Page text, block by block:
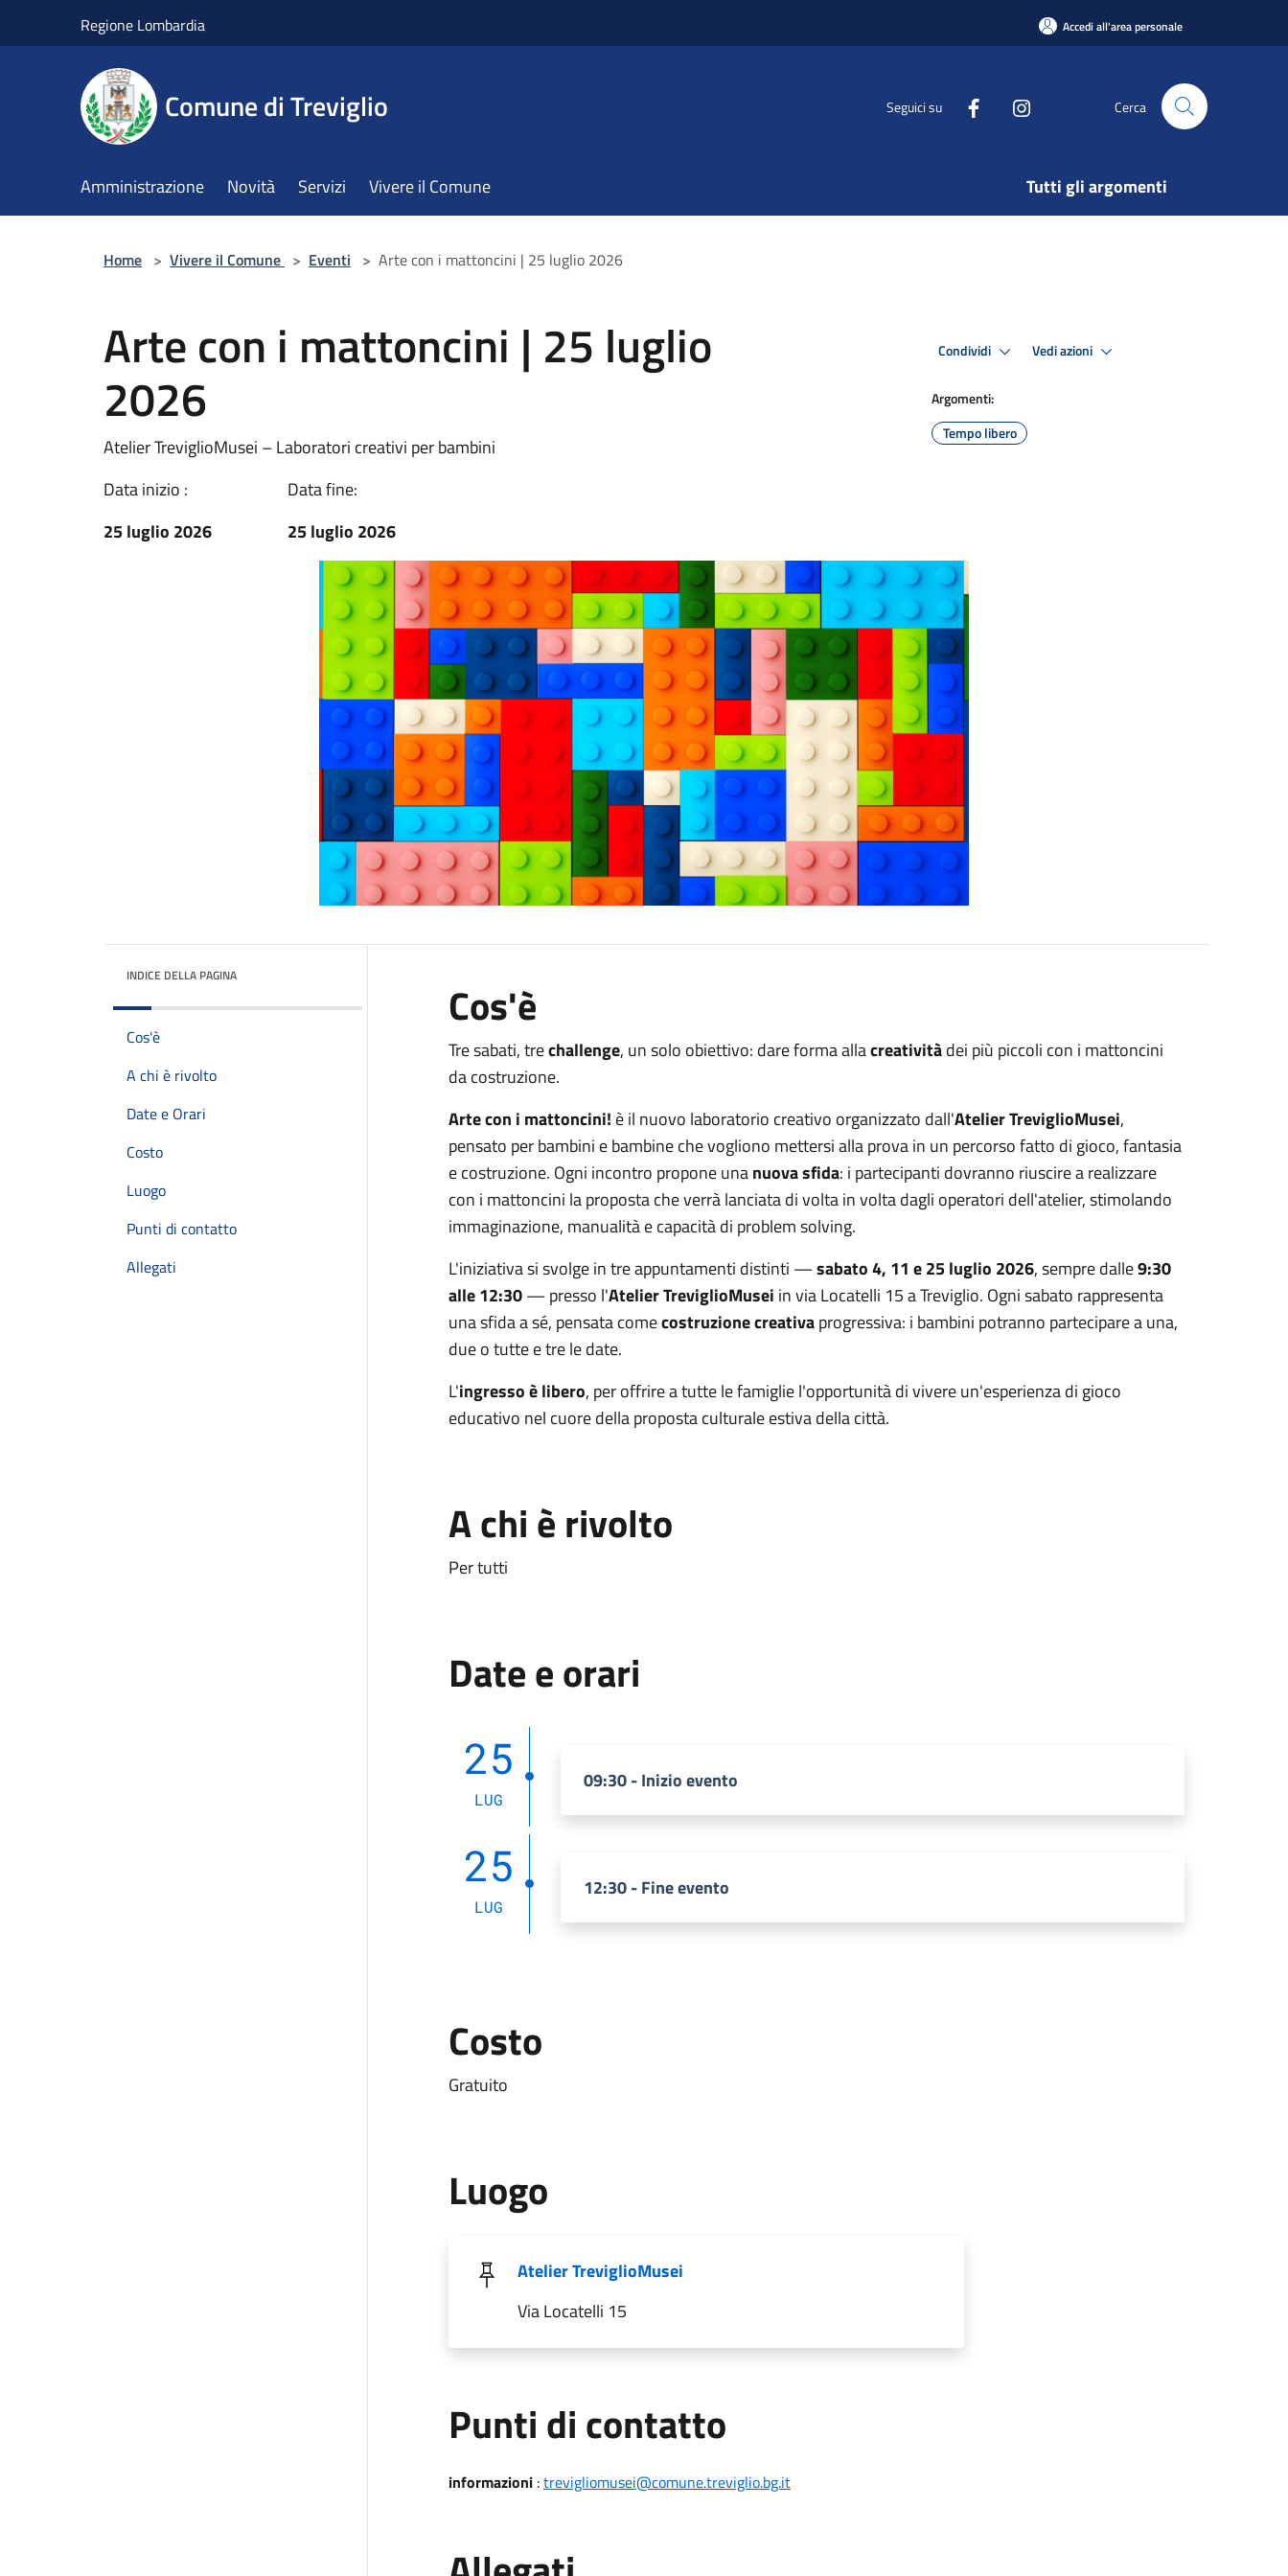
Regione Lombardia Accedi all'area personale
Comune di Treviglio Seguici su Cerca
Amministrazione Novità Servizi Vivere il Comune Tutti gli argomenti
Home > Vivere il Comune > Eventi > Arte con i mattoncini | 25 luglio 2026
Arte con i mattoncini | 25 luglio
2026
Atelier TreviglioMusei – Laboratori creativi per bambini
Data inizio :
25 luglio 2026
Data fine:
25 luglio 2026
Condividi Vedi azioni
Argomenti:
Tempo libero
INDICE DELLA PAGINA
Cos'è
A chi è rivolto
Date e Orari
Costo
Luogo
Punti di contatto
Allegati
Cos'è
Tre sabati, trechallenge, un solo obiettivo: dare forma allacreativitàdei più piccoli con i mattoncini
da costruzione.
Arte con i mattoncini! è il nuovo laboratorio creativo organizzato dall'Atelier TreviglioMusei,
pensato per bambini e bambine che vogliono mettersi alla prova in un percorso fatto di gioco, fantasia
e costruzione. Ogni incontro propone unanuova sfida: i partecipanti dovranno riuscire a realizzare
con i mattoncini la proposta che verrà lanciata di volta in volta dagli operatori dell'atelier, stimolando
immaginazione, manualità e capacità di problem solving.
L'iniziativa si svolge in tre appuntamenti distinti —sabato 4, 11 e 25 luglio 2026, sempre dalle9:30
alle 12:30— presso l'Atelier TreviglioMusei in via Locatelli 15 a Treviglio. Ogni sabato rappresenta
una sfida a sé, pensata comecostruzione creativaprogressiva: i bambini potranno partecipare a una,
due o tutte e tre le date.
L'ingresso è libero, per offrire a tutte le famiglie l'opportunità di vivere un'esperienza di gioco
educativo nel cuore della proposta culturale estiva della città.
A chi è rivolto
Per tutti
Date e orari
25
LUG
09:30 - Inizio evento
25
LUG
12:30 - Fine evento
Costo
Gratuito
Luogo
Atelier TreviglioMusei
Via Locatelli 15
Punti di contatto
informazioni:trevigliomusei@comune.treviglio.bg.it